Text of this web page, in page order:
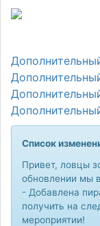
Список
Привет, ловцы
обновлении мы
- Добавлена
получить на
мероприятии!